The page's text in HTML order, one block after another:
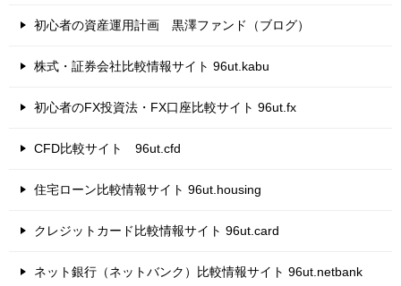
初心者の資産運用計画 黒澤ファンド（ブログ）
株式・証券会社比較情報サイト 96ut.kabu
初心者のFX投資法・FX口座比較サイト 96ut.fx
CFD比較サイト 96ut.cfd
住宅ローン比較情報サイト 96ut.housing
クレジットカード比較情報サイト 96ut.card
ネット銀行（ネットバンク）比較情報サイト 96ut.netbank